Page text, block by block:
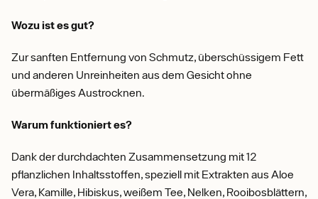
Wozu ist es gut?
Zur sanften Entfernung von Schmutz, überschüssigem Fett
und anderen Unreinheiten aus dem Gesicht ohne
übermäßiges Austrocknen.
Warum funktioniert es?
Dank der durchdachten Zusammensetzung mit 12
pflanzlichen Inhaltsstoffen, speziell mit Extrakten aus Aloe
Vera, Kamille, Hibiskus, weißem Tee, Nelken, Rooibosblättern,